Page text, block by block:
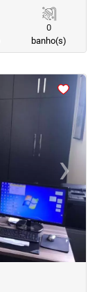
0
banho(s)
›Next